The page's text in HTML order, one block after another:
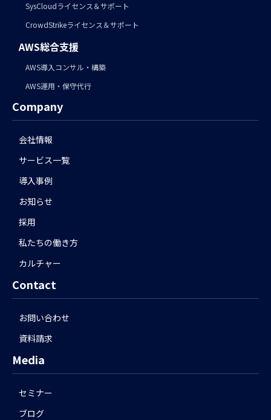
SysCloudライセンス＆サポート
CrowdStrikeライセンス＆サポート
AWS総合支援
AWS導入コンサル・構築
AWS運用・保守代行
Company
会社情報
サービス一覧
導入事例
お知らせ
採用
私たちの働き方
カルチャー
Contact
お問い合わせ
資料請求
Media
セミナー
ブログ